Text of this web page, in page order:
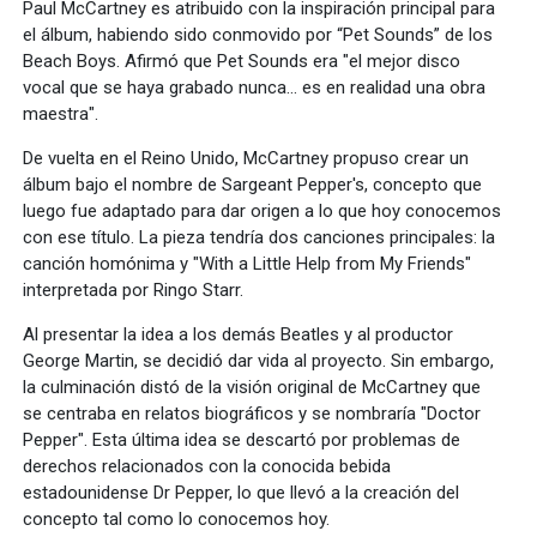
Paul McCartney es atribuido con la inspiración principal para
el álbum, habiendo sido conmovido por “Pet Sounds” de los
Beach Boys. Afirmó que Pet Sounds era "el mejor disco
vocal que se haya grabado nunca… es en realidad una obra
maestra".
De vuelta en el Reino Unido, McCartney propuso crear un
álbum bajo el nombre de Sargeant Pepper's, concepto que
luego fue adaptado para dar origen a lo que hoy conocemos
con ese título. La pieza tendría dos canciones principales: la
canción homónima y "With a Little Help from My Friends"
interpretada por Ringo Starr.
Al presentar la idea a los demás Beatles y al productor
George Martin, se decidió dar vida al proyecto. Sin embargo,
la culminación distó de la visión original de McCartney que
se centraba en relatos biográficos y se nombraría "Doctor
Pepper". Esta última idea se descartó por problemas de
derechos relacionados con la conocida bebida
estadounidense Dr Pepper, lo que llevó a la creación del
concepto tal como lo conocemos hoy.